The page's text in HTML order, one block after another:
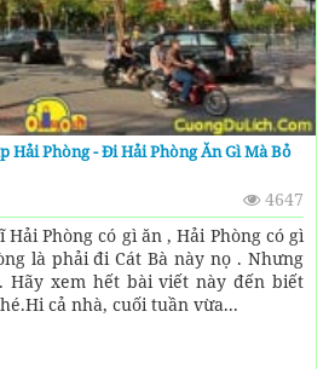
Hải Phòng - Đi Hải Phòng Ăn Gì Mà Bỏ
4647
Phòng có gì ăn , Hải Phòng có gì
là phải đi Cát Bà này nọ . Nhưng
Hãy xem hết bài viết này đến biết
cả nhà, cuối tuần vừa...